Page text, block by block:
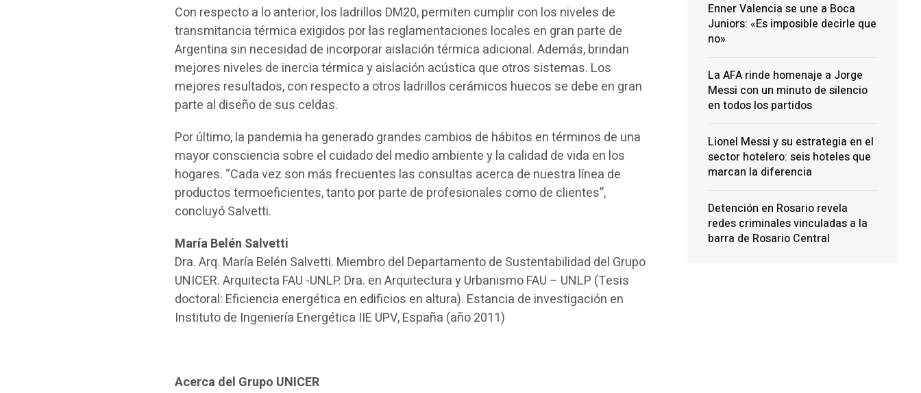
Con respecto a lo anterior, los ladrillos DM20, permiten cumplir con los niveles de
transmitancia térmica exigidos por las reglamentaciones locales en gran parte de
Argentina sin necesidad de incorporar aislación térmica adicional. Además, brindan
mejores niveles de inercia térmica y aislación acústica que otros sistemas. Los
mejores resultados, con respecto a otros ladrillos cerámicos huecos se debe en gran
parte al diseño de sus celdas.
Por último, la pandemia ha generado grandes cambios de hábitos en términos de una
mayor consciencia sobre el cuidado del medio ambiente y la calidad de vida en los
hogares. “Cada vez son más frecuentes las consultas acerca de nuestra línea de
productos termoeficientes, tanto por parte de profesionales como de clientes”,
concluyó Salvetti.
María Belén Salvetti
Dra. Arq. María Belén Salvetti. Miembro del Departamento de Sustentabilidad del Grupo
UNICER. Arquitecta FAU -UNLP. Dra. en Arquitectura y Urbanismo FAU – UNLP (Tesis
doctoral: Eficiencia energética en edificios en altura). Estancia de investigación en
Instituto de Ingeniería Energética IIE UPV, España (año 2011)
Acerca del Grupo UNICER
Enner Valencia se une a Boca
Juniors: «Es imposible decirle que
no»
La AFA rinde homenaje a Jorge
Messi con un minuto de silencio
en todos los partidos
Lionel Messi y su estrategia en el
sector hotelero: seis hoteles que
marcan la diferencia
Detención en Rosario revela
redes criminales vinculadas a la
barra de Rosario Central